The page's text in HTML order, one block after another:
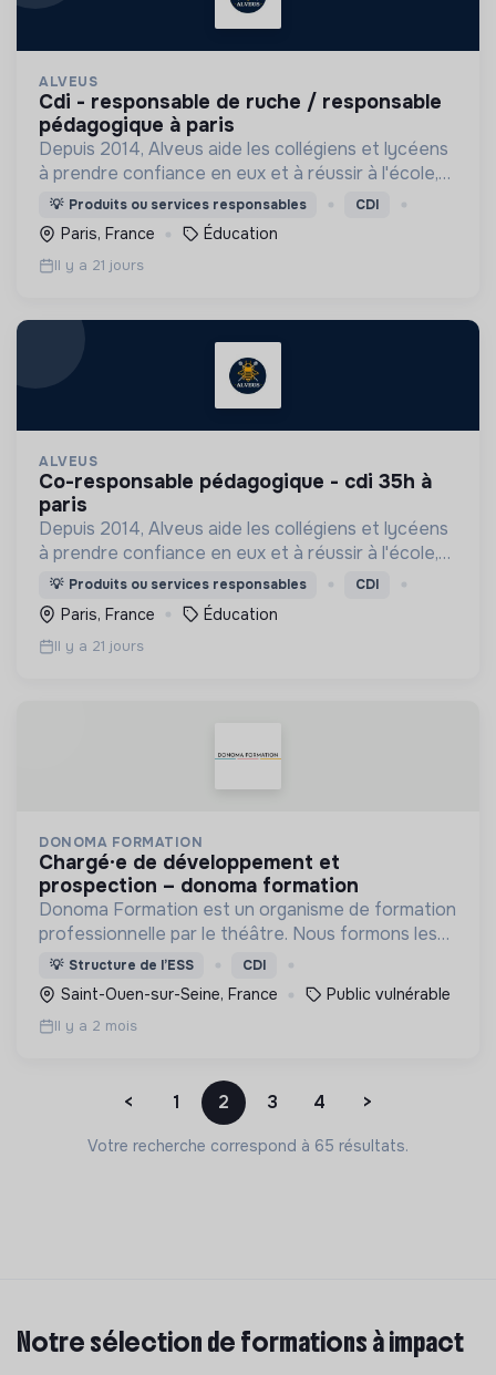
ALVEUS
cdi - responsable de ruche / responsable
pédagogique à paris
Depuis 2014, Alveus aide les collégiens et lycéens
à prendre confiance en eux et à réussir à l'école,
grâce à des espaces de co-learning chaleureux
pour travailler !
💡 Produits ou services responsables CDI
Paris, France Éducation
Il y a 21 jours
ALVEUS
co-responsable pédagogique - cdi 35h à
paris
Depuis 2014, Alveus aide les collégiens et lycéens
à prendre confiance en eux et à réussir à l'école,
grâce à des espaces de co-learning chaleureux
pour travailler !
💡 Produits ou services responsables CDI
Paris, France Éducation
Il y a 21 jours
DONOMA FORMATION
chargé·e de développement et
prospection – donoma formation
Donoma Formation est un organisme de formation
professionnelle par le théâtre. Nous formons les
professionnels qui accompagnent les publics
vulnérables (gérontologie, handicap et grande
précarité).
💡 Structure de l’ESS CDI
Saint-Ouen-sur-Seine, France Public vulnérable
Il y a 2 mois
< 1 2 3 4 >
Votre recherche correspond à 65 résultats.
Notre sélection de formations à impact